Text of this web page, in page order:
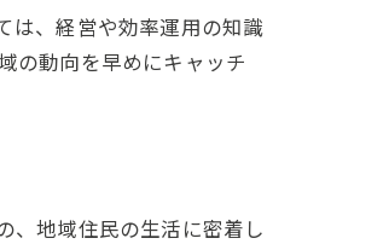
は、経営や効率運用の知識
の動向を早めにキャッチ
、地域住民の生活に密着し